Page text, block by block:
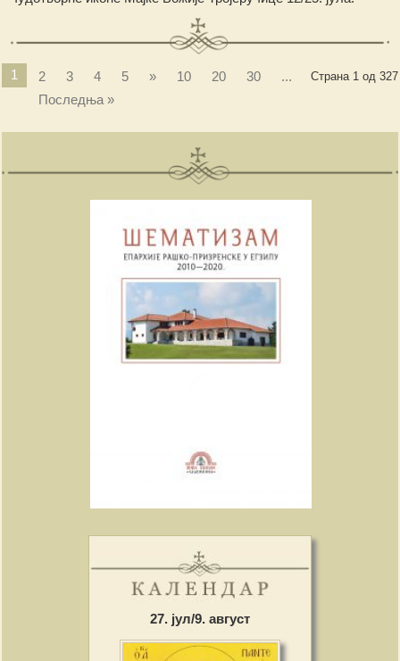
Страна 1 од 327
1 2 3 4 5 » 10 20 30
...
Последња »
27. јул/9. август